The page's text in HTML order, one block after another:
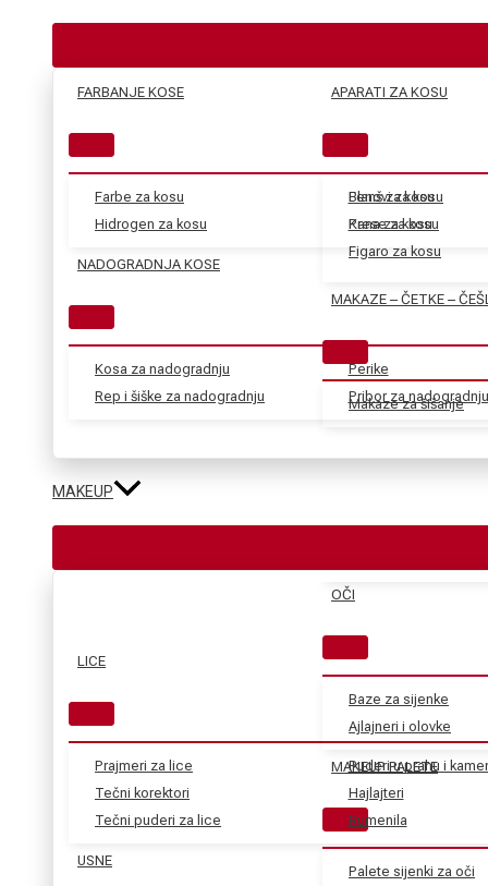
FARBANJE KOSE
Farbe za kosu
Hidrogen za kosu
Blanš za kosu
Kana za kosu
NADOGRADNJA KOSE
Kosa za nadogradnju
Rep i šiške za nadogradnju
Perike
Pribor za
APARATI ZA KOSU
Fenovi za kosu
Prese za kosu
Figaro za kosu
MAKAZE – ČETKE –
Makaze za šišanje
MAKEUP
LICE
Prajmeri za lice
Tečni korektori
Tečni puderi za lice
Puderi u prahu i
Hajlajteri
Rumenila
USNE
OČI
Baze za sijenke
Ajlajneri i olovke
MAKEUP PALETE
Palete sijenki za oči